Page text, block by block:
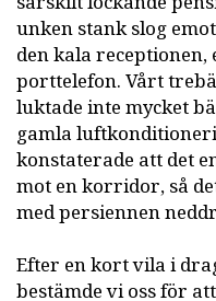
unken stank slog
den kala
porttelefon. Vårt
luktade inte mycket
gamla
konstaterade att det
mot en korridor, så
med persiennen
Efter en kort vila i
bestämde vi oss för